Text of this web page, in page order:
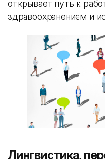
открывает путь к
здравоохранением и
Лингвистика,